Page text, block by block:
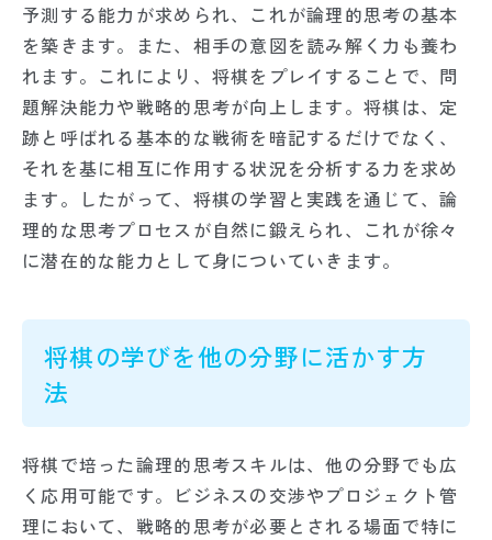
予測する能力が求められ、これが論理的思考の基本
を築きます。また、相手の意図を読み解く力も養わ
れます。これにより、将棋をプレイすることで、問
題解決能力や戦略的思考が向上します。将棋は、定
跡と呼ばれる基本的な戦術を暗記するだけでなく、
それを基に相互に作用する状況を分析する力を求め
ます。したがって、将棋の学習と実践を通じて、論
理的な思考プロセスが自然に鍛えられ、これが徐々
に潜在的な能力として身についていきます。
将棋の学びを他の分野に活かす方
法
将棋で培った論理的思考スキルは、他の分野でも広
く応用可能です。ビジネスの交渉やプロジェクト管
理において、戦略的思考が必要とされる場面で特に